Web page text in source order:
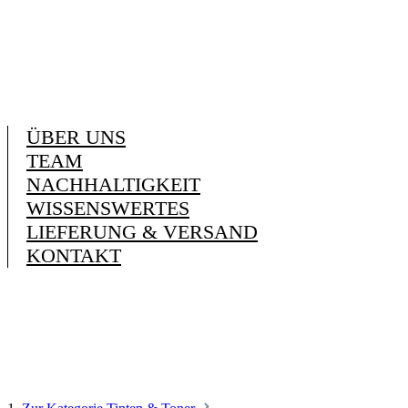
ÜBER UNS
TEAM
NACHHALTIGKEIT
WISSENSWERTES
LIEFERUNG & VERSAND
KONTAKT